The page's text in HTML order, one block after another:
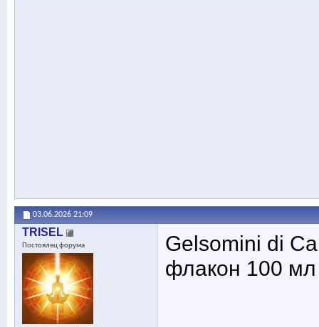
03.06.2026 21:09
TRISEL
Постоялец форума
Gelsomini di
флакон 100